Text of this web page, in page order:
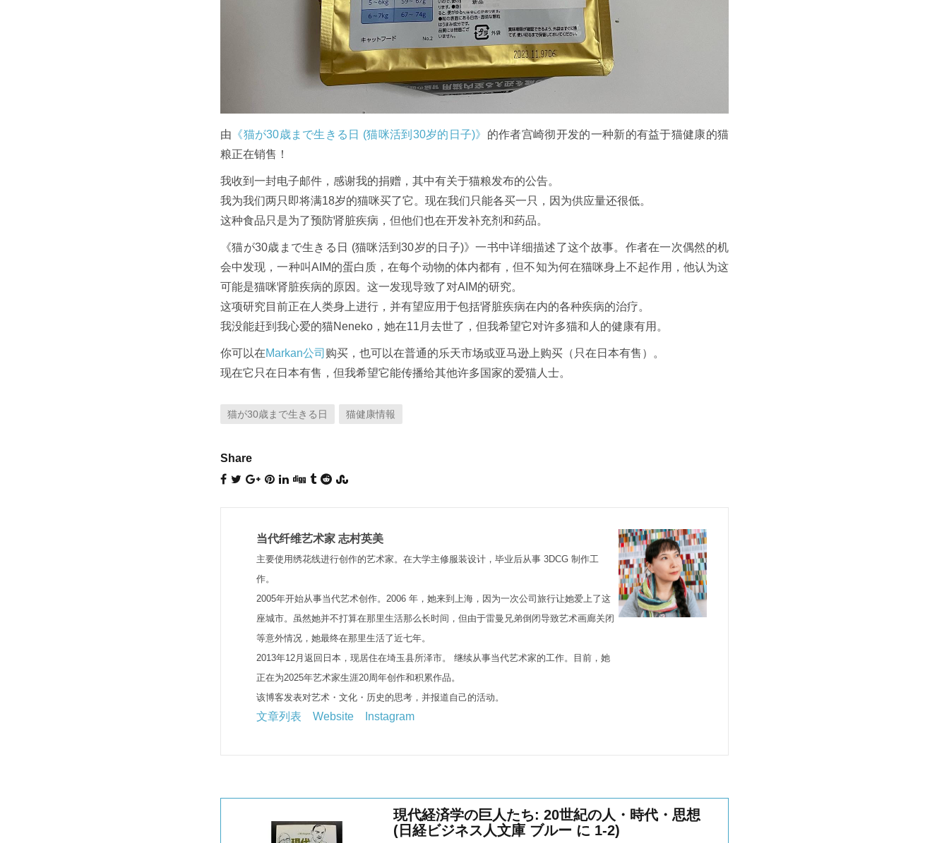
由 《猫が30歳まで生きる日 (猫咪活到30岁的日子)》 的作者宫崎彻开发的一种新的有益于猫健康的猫
粮正在销售！
我收到一封电子邮件，感谢我的捐赠，其中有关于猫粮发布的公告。
我为我们两只即将满18岁的猫咪买了它。现在我们只能各买一只，因为供应量还很低。
这种食品只是为了预防肾脏疾病，但他们也在开发补充剂和药品。
《猫が30歳まで生きる日 (猫咪活到30岁的日子)》一书中详细描述了这个故事。作者在一次偶然的机
会中发现，一种叫AIM的蛋白质，在每个动物的体内都有，但不知为何在猫咪身上不起作用，他认为这
可能是猫咪肾脏疾病的原因。这一发现导致了对AIM的研究。
这项研究目前正在人类身上进行，并有望应用于包括肾脏疾病在内的各种疾病的治疗。
我没能赶到我心爱的猫Neneko，她在11月去世了，但我希望它对许多猫和人的健康有用。
你可以在Markan公司 购买，也可以在普通的乐天市场或亚马逊上购买（只在日本有售）。
现在它只在日本有售，但我希望它能传播给其他许多国家的爱猫人士。
猫が30歳まで生きる日 猫健康情報
Share
当代纤维艺术家 志村英美
主要使用绣花线进行创作的艺术家。在大学主修服装设计，毕业后从事 3DCG 制作工
作。
2005年开始从事当代艺术创作。2006 年，她来到上海，因为一次公司旅行让她爱上了这
座城市。虽然她并不打算在那里生活那么长时间，但由于雷曼兄弟倒闭导致艺术画廊关闭
等意外情况，她最终在那里生活了近七年。
2013年12月返回日本，现居住在埼玉县所泽市。 继续从事当代艺术家的工作。目前，她
正在为2025年艺术家生涯20周年创作和积累作品。
该博客发表对艺术・文化・历史的思考，并报道自己的活动。
文章列表 Website Instagram
現代経済学の巨人たち: 20世紀の人・時代・思想
(日経ビジネス人文庫 ブルー に 1-2)